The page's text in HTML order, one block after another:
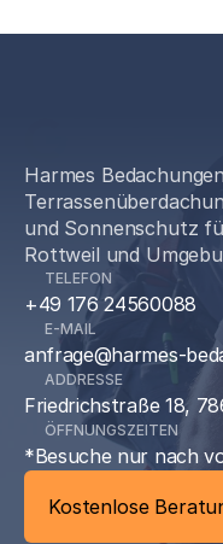
Harmes
und Sonnenschutz
Rottweil und
TELEFON
+49 176 24560088
E-MAIL
anfrage@harmes-
ADDRESSE
Friedrichstraße 18,
ÖFFNUNGSZEITEN
*Besuche nur nach
Kostenlose